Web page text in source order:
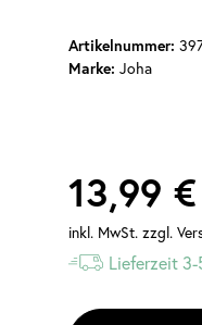
Artikelnummer:
Marke: Joha
13,99 €
inkl. MwSt.zzgl.
Lieferzeit 3-